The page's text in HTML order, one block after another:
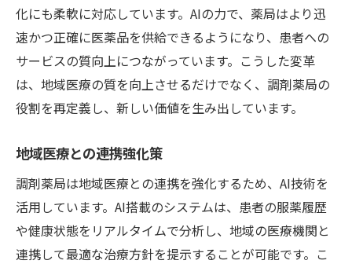
化にも柔軟に対応しています。AIの力で、薬局はより迅
速かつ正確に医薬品を供給できるようになり、患者への
サービスの質向上につながっています。こうした変革
は、地域医療の質を向上させるだけでなく、調剤薬局の
役割を再定義し、新しい価値を生み出しています。
地域医療との連携強化策
調剤薬局は地域医療との連携を強化するため、AI技術を
活用しています。AI搭載のシステムは、患者の服薬履歴
や健康状態をリアルタイムで分析し、地域の医療機関と
連携して最適な治療方針を提示することが可能です。こ